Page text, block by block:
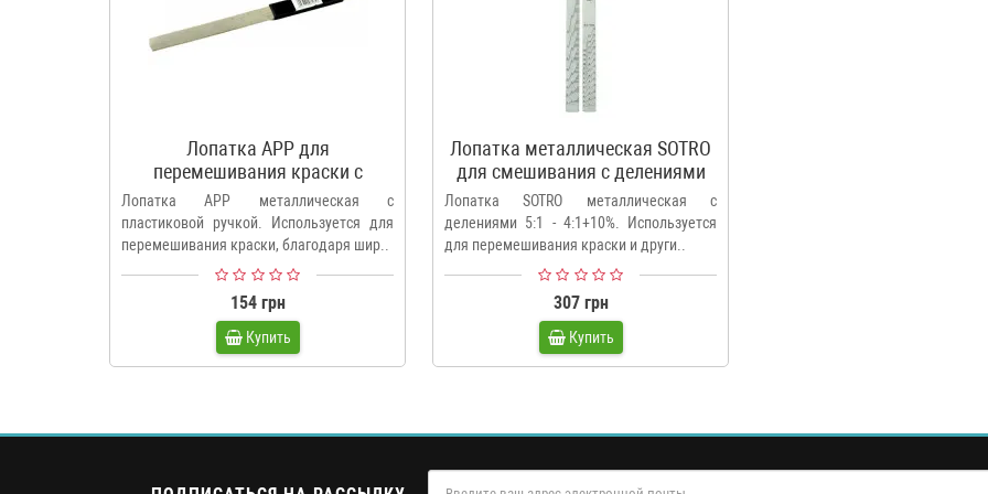
Лопатка APP для
перемешивания краски с
открывалкой для банок
Лопатка APP металлическая с
пластиковой ручкой. Используется для
перемешивания краски, благодаря шир..
154 грн
Купить
Лопатка металлическая SOTRO
для смешивания с делениями
5:1 - 4:1+10% большая
Лопатка SOTRO металлическая с
делениями 5:1 - 4:1+10%. Используется
для перемешивания краски и други..
307 грн
Купить